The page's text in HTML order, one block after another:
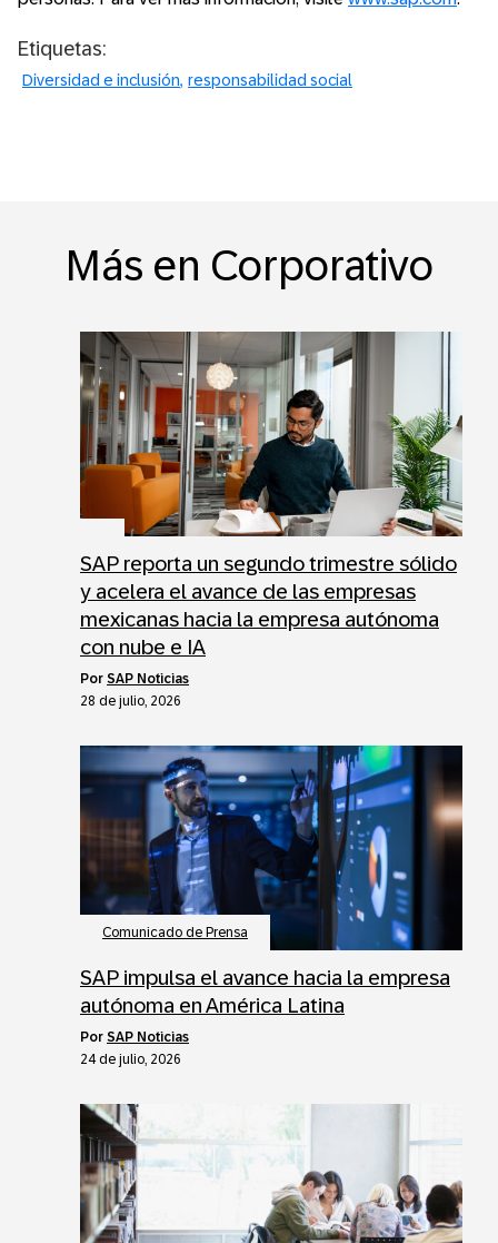
Etiquetas:
Diversidad e inclusión responsabilidad social
Más en Corporativo
SAP reporta un segundo trimestre sólido
y acelera el avance de las empresas
mexicanas hacia la empresa autónoma
con nube e IA
por SAP Noticias
28 de julio, 2026
Comunicado de Prensa
SAP impulsa el avance hacia la empresa
autónoma en América Latina
por SAP Noticias
24 de julio, 2026